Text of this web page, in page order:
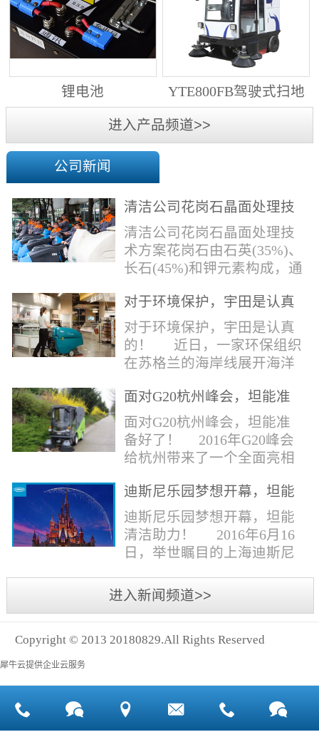
锂电池
YTE800FB驾驶式扫地
进入产品频道>>
公司新闻
清洁公司花岗石晶面处理技
术方案
清洁公司花岗石晶面处理技
术方案花岗石由石英(35%)、
长石(45%)和钾元素构成，通
含有极少量的方解石，表面
能看出具有矿物颗粒的结晶
体，硬度比大理石硬，硬度
在6.5左右。维护比大理石容
染，花岗石的种类根据石英,
同。清洁公司花岗石晶面处
理技术方案有如下要点：
一、清洁设备、工具石材翻
新机、石材晶面处理机、吸
水吸尘器、吹风机、花岗
石...
对于环境保护，宇田是认真
的！
对于环境保护，宇田是认真
的！ 近日，一家环保组织
在苏格兰的海岸线展开海洋
洋塑料垃圾对英国海洋生物
所带来的影响。他们发现至
少有30个海滩存在塑料污染
的情况。 该组织发动当地
动中，希望以此提高公众对
理想中，大海...
面对G20杭州峰会，坦能准
备好了！
面对G20杭州峰会，坦能准
备好了！ 2016年G20峰会
给杭州带来了一个全面亮相
球国际组织和世界人民检阅
的一次大考。多国元首齐聚
杭州，在欣赏美丽西湖景色
的同事，第一印象就是杭州
览城是本次峰会举办的核心
区域，主要囊括了奥体中
心、国际博览中心、超高层
双塔酒店和地铁上盖物业，
迪斯尼乐园梦想开幕，坦能
清洁助力！
迪斯尼乐园梦想开幕，坦能
清洁助力！ 2016年6月16
日，举世瞩目的上海迪斯尼
奇想花园、探险岛、宝藏
湾、明日世界和梦幻世界，
开神秘面纱。根据迪斯尼官
球接待人数最多的迪斯尼乐
园！ 位于浦东新区川...
进入新闻频道>>
Copyright © 2013 20180829.All Rights Reserved
犀牛云提供企业云服务